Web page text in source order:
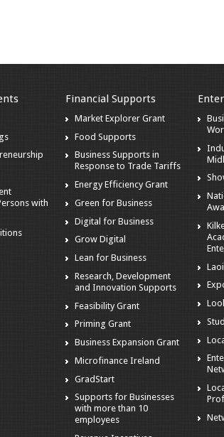
with
Financial Supports
Market Explorer Grant
Food Supports
Business Supports in
Response to Trade Tariffs
Energy Efficiency Grant
Green for Business
Digital for Business
Grow Digital
Lean for Business
Research, Development
and Innovation Supports
Feasibility Grant
Priming Grant
Business Expansion Grant
Microfinance Ireland
GradStart
Supports for Businesses
with more than 10
employees